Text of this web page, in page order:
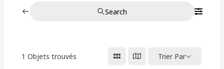
Search
1 Objets trouvés Trier Par